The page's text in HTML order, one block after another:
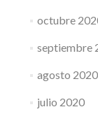
octubre
septiembre
agosto 2020
julio 2020